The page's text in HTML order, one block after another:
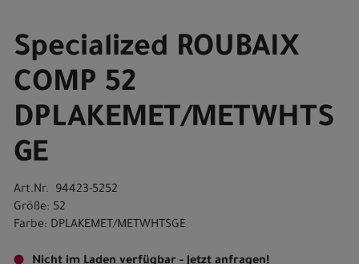
Specialized ROUBAIX
COMP 52
DPLAKEMET/METWHTS
GE
Art.Nr. 94423-5252
Größe: 52
Farbe: DPLAKEMET/METWHTSGE